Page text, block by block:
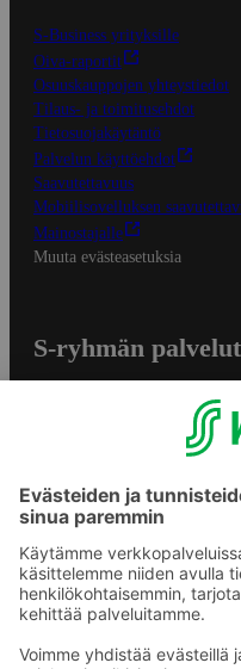
S-Business yrityksille
Oiva-raportit
Osuuskauppojen yhteystiedot
Tilaus- ja toimitusehdot
Tietosuojakäytäntö
Palvelun käyttöehdot
Saavutettavuus
Mobiilisovelluksen
Mainostajalle
Muuta evästeasetuksia
S-ryhmän palvelut
S-ostoslista -sovellus
Prisma.fi
Sokos.fi
S-Pankki
Yhteishyvä
Sokos Hotels
Raflaamo